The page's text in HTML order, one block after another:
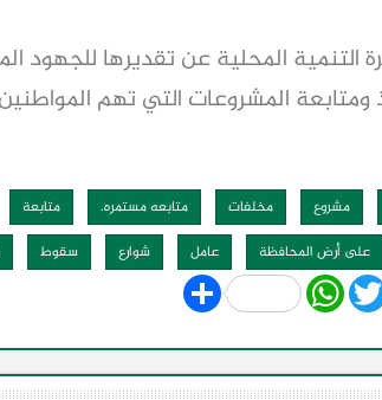
التنمية المحلية عن تقديرها للجهود
المشروعات التي تهم
مشروع مخلفات متابعه مستمره. متابعة
على أرض المحافظة عامل شوارع سقوط
Share